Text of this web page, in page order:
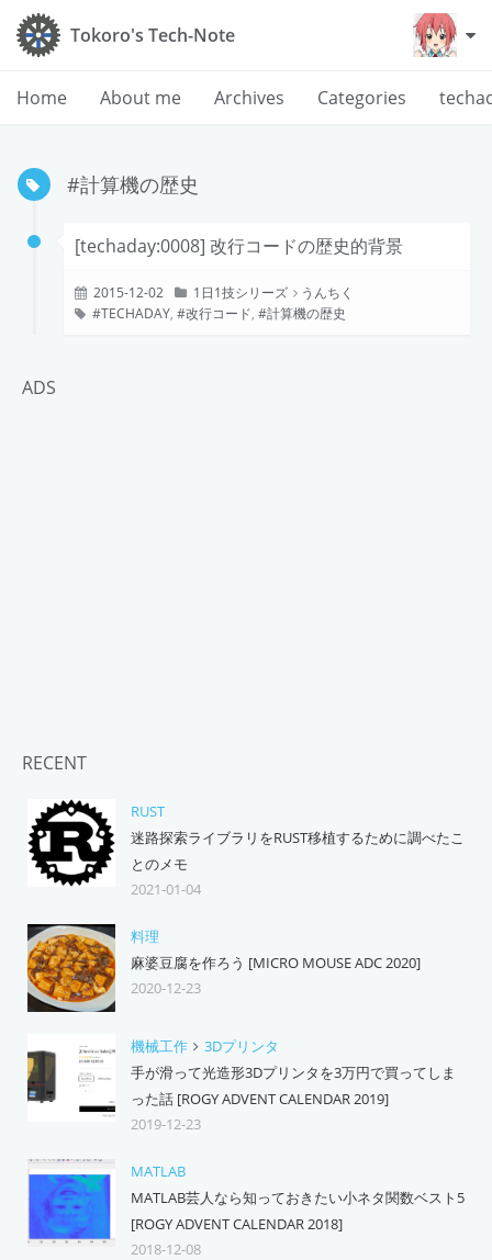
Tokoro's Tech-Note
Home About me Archives Categories
#計算機の歴史
[techaday:0008] 改行コードの歴史的背景
2015-12-02 1日1技シリーズ
うんちく
TECHADAY, 改行コード, 計算機の歴史
ADS
RECENT
RUST
迷路探索ライブラリをRUST移植するために調べたこ
とのメモ
2021-01-04
料理
麻婆豆腐を作ろう [MICRO MOUSE ADC 2020]
2020-12-23
機械工作
3Dプリンタ
手が滑って光造形3Dプリンタを3万円で買ってしま
った話 [ROGY ADVENT CALENDAR 2019]
2019-12-23
MATLAB
MATLAB芸人なら知っておきたい小ネタ関数ベスト5
[ROGY ADVENT CALENDAR 2018]
2018-12-08